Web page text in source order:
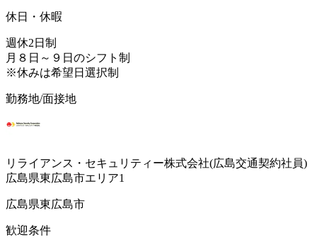
休日・休暇
週休2日制
月８日～９日のシフト制
※休みは希望日選択制
勤務地/面接地
リライアンス・セキュリティー株式会社(広島交通契約社員)
広島県東広島市エリア1
広島県東広島市
歓迎条件